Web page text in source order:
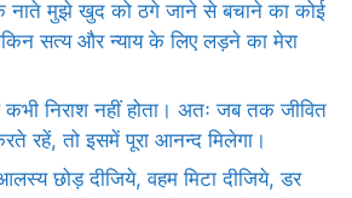
नाते मुझे खुद को ठगे जाने से बचाने का कोई
सत्य और न्याय के लिए लड़ने का मेरा
कभी निराश नहीं होता। अतः जब तक जीवित
रहें, तो इसमें पूरा आनन्द मिलेगा।
छोड़ दीजिये, वहम मिटा दीजिये, डर